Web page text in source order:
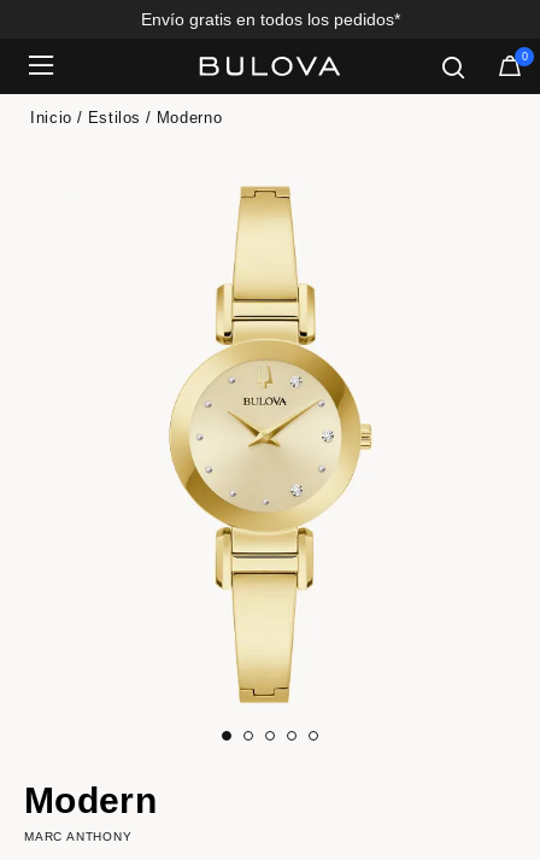
Envío gratis en todos los pedidos*
0
Inicio Estilos Moderno
Modern
MARC ANTHONY
Added to Manage Wishlist